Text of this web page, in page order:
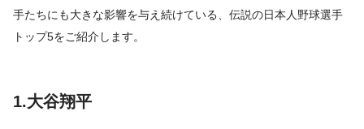
手たちにも大きな影響を与え続けている、伝説の日本人野球選手
トップ5をご紹介します。
1.大谷翔平